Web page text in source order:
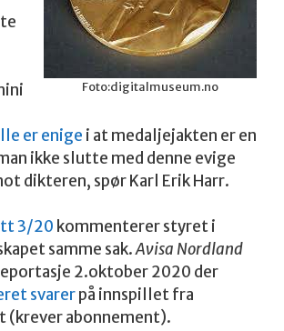
Foto:digitalmuseum.no
er enige i at medaljejakten er en
ikke slutte med denne evige
dikteren, spør Karl Erik Harr.
3/20 kommenterer styret i
samme sak.Avisa Nordland
2.oktober 2020 der
svarerpå innspillet fra
(krever abonnement).